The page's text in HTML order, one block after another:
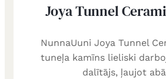
Joya Tunnel
NunnaUuni Joya Tunnel
tuneļa kamīns lieliski
dalītājs, ļaujot